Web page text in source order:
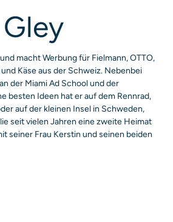
macht Werbung für Fielmann, OTTO,
Käse aus der Schweiz. Nebenbei
der Miami Ad School und der
besten Ideen hat er auf dem Rennrad,
auf der kleinen Insel in Schweden,
seit vielen Jahren eine zweite Heimat
seiner Frau Kerstin und seinen beiden